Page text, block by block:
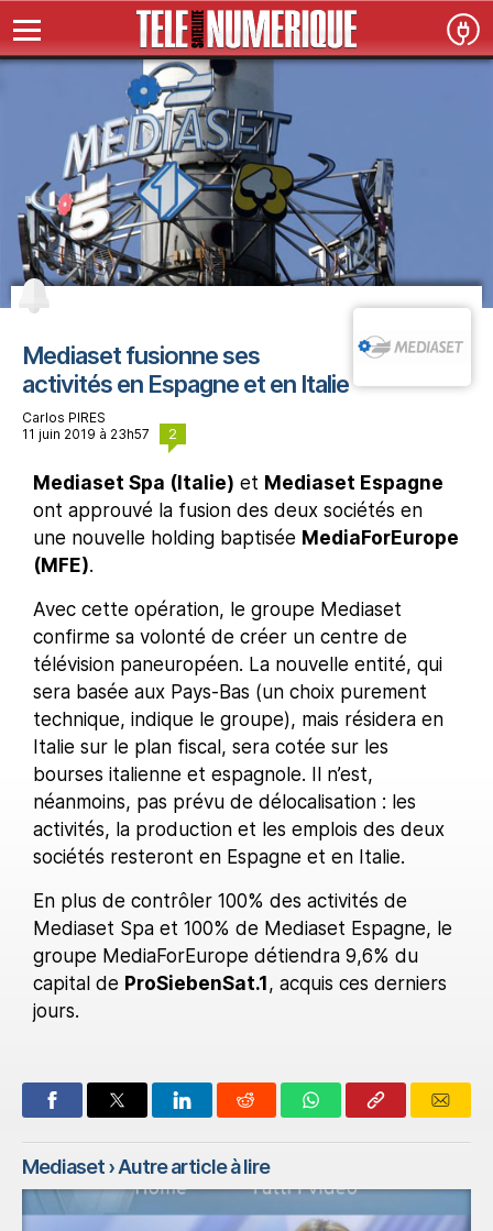
Mediaset fusionne ses
activités en Espagne et en Italie
Carlos PIRES
11 juin 2019 à 23h57
2
Mediaset Spa (Italie) et Mediaset Espagne
ont approuvé la fusion des deux sociétés en
une nouvelle holding baptisée MediaForEurope
(MFE).
Avec cette opération, le groupe Mediaset
confirme sa volonté de créer un centre de
télévision paneuropéen. La nouvelle entité, qui
sera basée aux Pays-Bas (un choix purement
technique, indique le groupe), mais résidera en
Italie sur le plan fiscal, sera cotée sur les
bourses italienne et espagnole. Il n’est,
néanmoins, pas prévu de délocalisation : les
activités, la production et les emplois des deux
sociétés resteront en Espagne et en Italie.
En plus de contrôler 100% des activités de
Mediaset Spa et 100% de Mediaset Espagne, le
groupe MediaForEurope détiendra 9,6% du
capital de ProSiebenSat.1, acquis ces derniers
jours.
Mediaset› Autre article à lire